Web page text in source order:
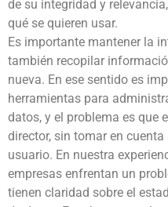
de su integridad y
qué se quieren usar.
Es importante mantener la
también recopilar
nueva. En ese sentido es
herramientas para
datos, y el problema es que
director, sin tomar en cuenta
usuario. En nuestra
empresas enfrentan un
tienen claridad sobre el